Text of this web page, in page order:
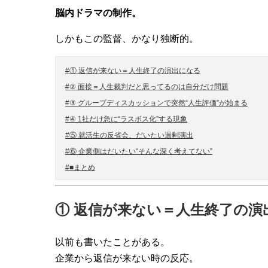
脳内ドラマの制作。
しかもこの監督、かなり独断的。
#① 返信が来ない＝人生終了の演出になる
#② 面接＝人生裁判だと思ってるのは自分だけ問題
#③ グループディスカッションで突然“人生評価”が始まる
#④ 1社だけ急に“ラスボス化”する現象
#⑤ 就活生の反省会、だいたい過剰演出
#⑥ 企業側はだいたい“そんな深く考えてない”
#■まとめ
① 返信が来ない＝人生終了の演
以前も書いたことがある。
企業から返信が来ない時の反応。